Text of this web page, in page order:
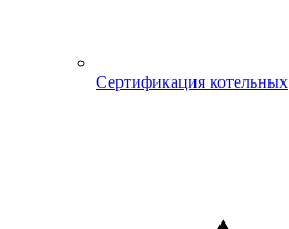
Сертификация котельных